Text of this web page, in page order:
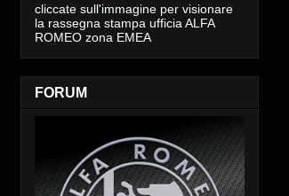
cliccate sull'immagine per visionare
la rassegna stampa ufficia ALFA
ROMEO zona EMEA
FORUM